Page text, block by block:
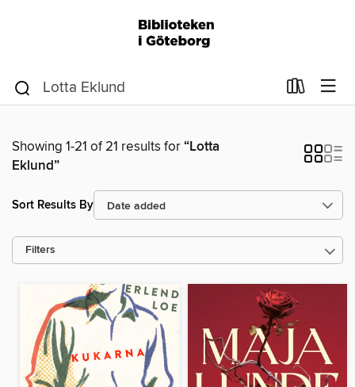
Showing 1-21 of 21 results for“Lotta
Eklund”
Sort Results By
Filters